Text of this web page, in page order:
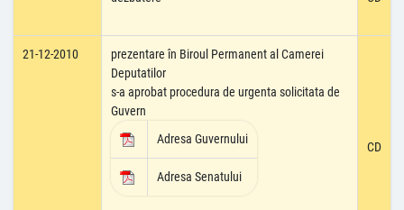
21-12-2010
prezentare în Biroul Permanent al Camerei
Deputatilor
s-a aprobat procedura de urgenta solicitata de
Guvern
Adresa Guvernului
Adresa Senatului
CD